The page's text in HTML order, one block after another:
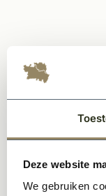
Deze website
We gebruiken